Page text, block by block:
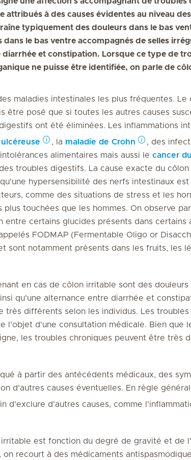
attribués à des causes évidentes au niveau
typiquement des douleurs dans le bas
le bas ventre accompagnés de selles
et constipation. Lorsque ce type de
ne puisse être identifiée, on parle de
maladies intestinales les plus fréquentes. Le
être posé que si toutes les autres causes
ont été éliminées. Les inflammations
, la maladie de Crohn
, des
alimentaires mais aussi le cancer du
troubles digestifs. La cause exacte du
hypersensibilité des nerfs intestinaux
comme des situations de stress et les
touchées que les hommes. On observe
entre certains glucides présents dans certains
FODMAP (Fermentable Oligo or
sont notamment présents dans les fruits, les
en cas de côlon irritable sont des douleurs
qu'une alternance entre diarrhée et
très différents selon les individus. Les
l'objet d'une consultation médicale. Bien que
les troubles chroniques peuvent être très
à partir des antécédents médicaux, des
d'autres causes éventuelles. En règle
d'exclure d'autres causes, comme
est fonction du degré de gravité et de
on recourt à des médicaments